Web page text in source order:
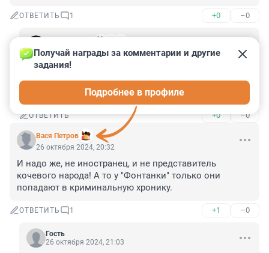
ОТВЕТИТЬ 1 +0 –0
1 ноября 2024, 11:56
"афташок" от "святых 90-х" - нынешние 40-летние
воспитомцы как раз тех годов... про последющие
года тоже... "или плохо, или ещё хуже" :))
ОТВЕТИТЬ +0 –0
Вася Петров
Получай награды за комментарии и другие
задания!
Подробнее в профиле
26 октября 2024, 20:32
И надо же, не иностранец, и не представитель
кочевого народа! А то у "Фонтанки" только они
попадают в криминальную хронику.
ОТВЕТИТЬ 1 +1 –0
Гость
26 октября 2024, 21:03